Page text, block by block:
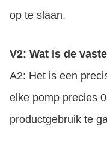
op te slaan.
V2: Wat is de
A2: Het is een
elke pomp precies
productgebruik te